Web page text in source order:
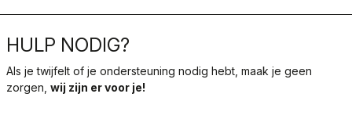
HULP NODIG?
Als je twijfelt of je ondersteuning nodig hebt, maak je geen
zorgen, wij zijn er voor je!